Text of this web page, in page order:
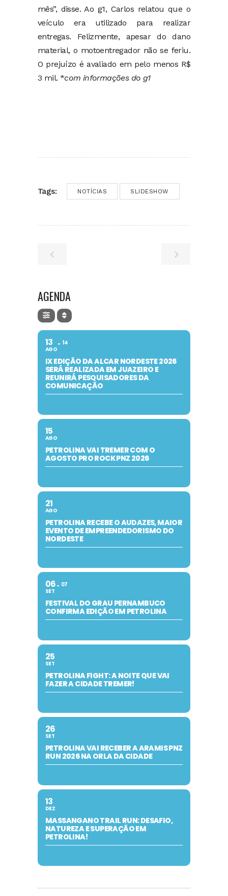
mês”, disse. Ao g1, Carlos relatou que o
veículo era utilizado para realizar
entregas. Felizmente, apesar do dano
material, o motoentregador não se feriu.
O prejuízo é avaliado em pelo menos R$
3 mil. *com informações do g1
Tags: NOTÍCIAS SLIDESHOW
AGENDA
13
AGO
14
IX EDIÇÃO DA ALCAR NORDESTE 2026
SERÁ REALIZADA EM JUAZEIRO E
REUNIRÁ PESQUISADORES DA
COMUNICAÇÃO
15
AGO
PETROLINA VAI TREMER COM O
AGOSTO PRO ROCK PNZ 2026
21
AGO
PETROLINA RECEBE O AUDAZES, MAIOR
EVENTO DE EMPREENDEDORISMO DO
NORDESTE
06
SET
07
FESTIVAL DO GRAU PERNAMBUCO
CONFIRMA EDIÇÃO EM PETROLINA
25
SET
PETROLINA FIGHT: A NOITE QUE VAI
FAZER A CIDADE TREMER!
26
SET
PETROLINA VAI RECEBER A ARAMIS PNZ
RUN 2026 NA ORLA DA CIDADE
13
DEZ
MASSANGANO TRAIL RUN: DESAFIO,
NATUREZA E SUPERAÇÃO EM
PETROLINA!